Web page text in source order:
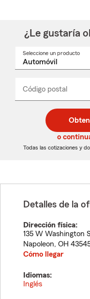
¿Le gustaría
Seleccione un producto
Código postal
de
5
dígitos
de
5
dígitos
_____
o
Todas las cotizaciones y
Detalles de la
Dirección física:
135 W Washington
Napoleon, OH
Cómo llegar
Idiomas:
Inglés